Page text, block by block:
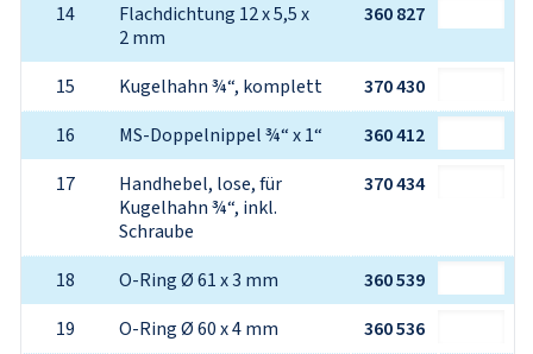
14
Flachdichtung 12 x 5,5 x
2 mm
360 827
15 Kugelhahn ¾“, komplett
370 430
16
MS-Doppelnippel ¾“ x 1“
360 412
17
Handhebel, lose, für
Kugelhahn ¾“, inkl.
Schraube
370 434
18 O-Ring Ø 61 x 3 mm
360 539
19
O-Ring Ø 60 x 4 mm
360 536